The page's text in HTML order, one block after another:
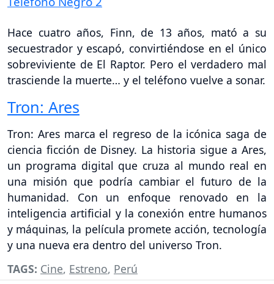
Hace cuatro años, Finn, de 13 años, mató a su
secuestrador y escapó, convirtiéndose en el único
sobreviviente de El Raptor. Pero el verdadero mal
trasciende la muerte… y el teléfono vuelve a sonar.
Tron: Ares
Tron: Ares marca el regreso de la icónica saga de
ciencia ficción de Disney. La historia sigue a Ares,
un programa digital que cruza al mundo real en
una misión que podría cambiar el futuro de la
humanidad. Con un enfoque renovado en la
inteligencia artificial y la conexión entre humanos
y máquinas, la película promete acción, tecnología
y una nueva era dentro del universo Tron.
TAGS: Cine, Estreno, Perú